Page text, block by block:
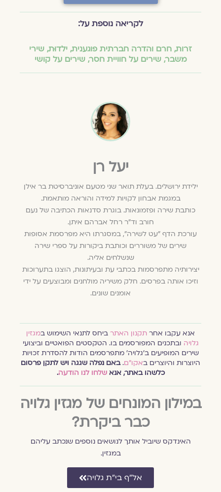
לקריאה נוספת על:
זרות,חרם והדרה חברתית פוגענית,ילדוּת,שירי
משבר,שירים על חוויית חסר,שירים על קושי
יעל רן
ילידת ירושלים. בעלת תואר שני מטעם אוניברסיטת בר אילן
במגמת אבחון לקויות למידה והוראה מותאמת.
כותבת שירה ופזמונאות. בוגרת סדנאות הכתיבה של נעם
חורב וד"ר רחל אברהם איתן.
עורכת הדף "עט לשירה", במסגרתו היא מפרסמת אסופות
שירים של משוררים וכותבת ביקורות על ספרי שירה
שנשלחים אליה.
יצירותיה מתפרסמות בכתבי עת ובעיתונות, הוצגו בתערוכות
וזיכו אותה בפרסים. חלק משיריה מולחנים ומבוצעים על ידי
אומנים שונים.
אנא עקבו אחרתקנון האתרביחס לתנאי השימוש ב מגזין
גלויהובתכנים המפורסמים בו. הטקסטים הפואטיים וביצועי
שירים המופיעים ב׳גלויה׳ מתפרסמים הודות להסדרת זכויות
היוצרות והיוצרים ב אקו״ם.באם נפלה שגגה ויש לתקן פרסום
כלשהו באתר, אנאשלחו לנו הודעה.
במילון המונחים של מגזין גלויה
כבר ביקרת?
האינדקס שיוביל אותך לנושאים נוספים שנכתב עליהם
במגזין.
אל״ף בי״ת גלויה